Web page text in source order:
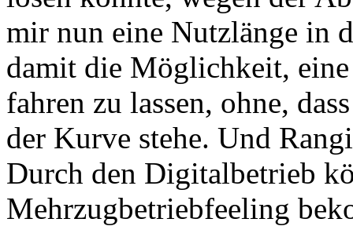
mir nun eine Nutzlänge in
damit die Möglichkeit,
fahren zu lassen, ohne,
der Kurve stehe. Und
Durch den Digitalbetrieb
Mehrzugbetriebfeeling